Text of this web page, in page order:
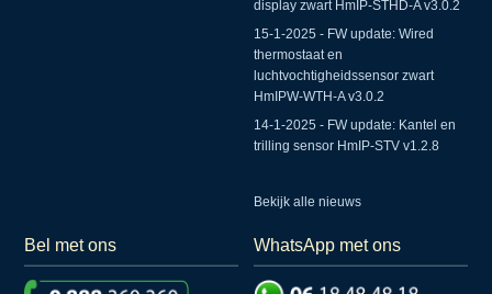
display zwart HmIP-STHD-A v3.0.2
15-1-2025 - FW update: Wired
thermostaat en
luchtvochtigheidssensor zwart
HmIPW-WTH-A v3.0.2
14-1-2025 - FW update: Kantel en
trilling sensor HmIP-STV v1.2.8
Bekijk alle nieuws
Bel met ons WhatsApp met ons